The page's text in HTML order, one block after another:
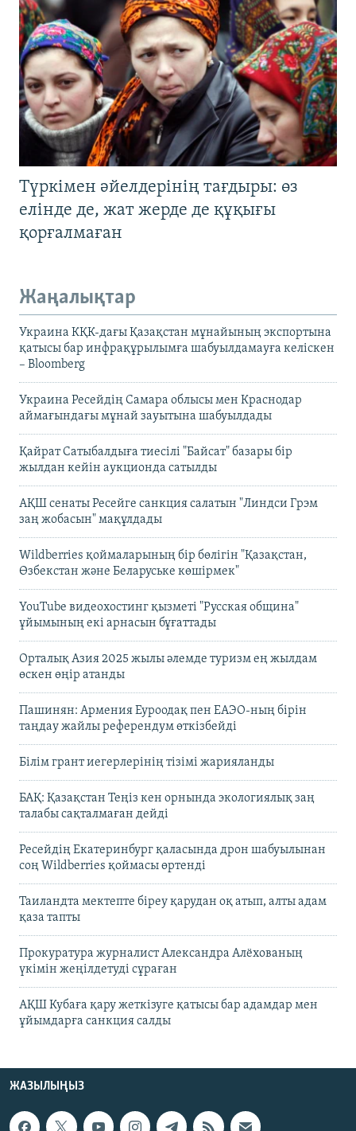
Түркімен әйелдерінің тағдыры: өз
елінде де, жат жерде де құқығы
қорғалмаған
Жаңалықтар
Украина КҚК-дағы Қазақстан мұнайының экспортына
қатысы бар инфрақұрылымға шабуылдамауға келіскен
– Bloomberg
Украина Ресейдің Самара облысы мен Краснодар
аймағындағы мұнай зауытына шабуылдады
Қайрат Сатыбалдыға тиесілі "Байсат" базары бір
жылдан кейін аукционда сатылды
АҚШ сенаты Ресейге санкция салатын "Линдси Грэм
заң жобасын" мақұлдады
Wildberries қоймаларының бір бөлігін "Қазақстан,
Өзбекстан және Беларуське көшірмек"
YouTube видеохостинг қызметі "Русская община"
ұйымының екі арнасын бұғаттады
Орталық Азия 2025 жылы әлемде туризм ең жылдам
өскен өңір атанды
Пашинян: Армения Еуроодақ пен ЕАЭО-ның бірін
таңдау жайлы референдум өткізбейді
Білім грант иегерлерінің тізімі жарияланды
БАҚ: Қазақстан Теңіз кен орнында экологиялық заң
талабы сақталмаған дейді
Ресейдің Екатеринбург қаласында дрон шабуылынан
соң Wildberries қоймасы өртенді
Таиландта мектепте біреу қарудан оқ атып, алты адам
қаза тапты
Прокуратура журналист Александра Алёхованың
үкімін жеңілдетуді сұраған
АҚШ Кубаға қару жеткізуге қатысы бар адамдар мен
ұйымдарға санкция салды
ЖАЗЫЛЫҢЫЗ